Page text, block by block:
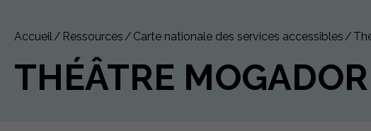
Accueil Ressources Carte nationale des services accessibles
THÉÂTRE MOGADOR